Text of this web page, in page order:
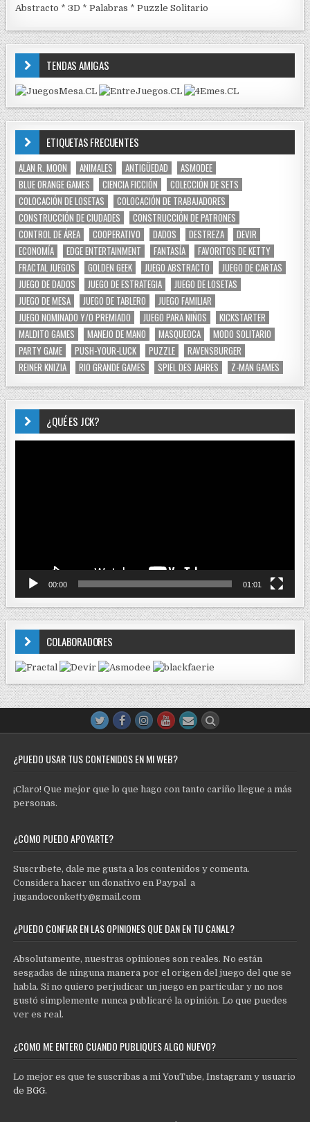
Abstracto *3D *Palabras *Puzzle Solitario
TENDAS AMIGAS
ETIQUETAS FRECUENTES
ALAN R. MOON ANIMALES ANTIGÜEDAD
ASMODEE
BLUE ORANGE GAMES
CIENCIA FICCIÓN
COLECCIÓN DE SETS
COLOCACIÓN DE LOSETAS
COLOCACIÓN DE TRABAJADORES
CONSTRUCCIÓN DE CIUDADES
CONSTRUCCIÓN DE PATRONES
CONTROL DE ÁREA
COOPERATIVO DADOS DESTREZA
DEVIR
ECONOMÍA
EDGE ENTERTAINMENT FANTASÍA
FAVORITOS DE KETTY
FRACTAL JUEGOS
GOLDEN GEEK JUEGO ABSTRACTO
JUEGO DE CARTAS
JUEGO DE DADOS
JUEGO DE ESTRATEGIA
JUEGO DE LOSETAS
JUEGO DE MESA
JUEGO DE TABLERO
JUEGO FAMILIAR
JUEGO NOMINADO Y/O PREMIADO
JUEGO PARA NIÑOS
KICKSTARTER
MALDITO GAMES
MANEJO DE MANO MASQUEOCA
MODO SOLITARIO
PARTY GAME
PUSH-YOUR-LUCK PUZZLE
RAVENSBURGER
REINER KNIZIA
RIO GRANDE GAMES SPIEL DES JAHRES Z-MAN GAMES
¿QUÉ ES JCK?
00:00 01:01
COLABORADORES
¿PUEDO USAR TUS CONTENIDOS EN MI WEB?
¡Claro! Que mejor que lo que hago con tanto cariño llegue a más
personas.
¿CÓMO PUEDO APOYARTE?
Suscríbete, dale me gusta a los contenidos y comenta.
Considera hacer un donativo en Paypal a
jugandoconketty@gmail.com
¿PUEDO CONFIAR EN LAS OPINIONES QUE DAN EN TU CANAL?
Absolutamente, nuestras opiniones son reales. No están
sesgadas de ninguna manera por el origen del juego del que se
habla. Si no quiero perjudicar un juego en particular y no nos
gustó simplemente nunca publicaré la opinión. Lo que puedes
ver es real.
¿CÓMO ME ENTERO CUANDO PUBLIQUES ALGO NUEVO?
Lo mejor es que te suscribas a miYouTube,Instagram y usuario
de BGG.